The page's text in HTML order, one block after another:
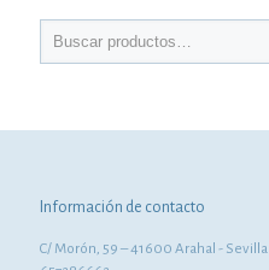
Información de contacto
C/ Morón, 59 – 41600 Arahal - Sevilla